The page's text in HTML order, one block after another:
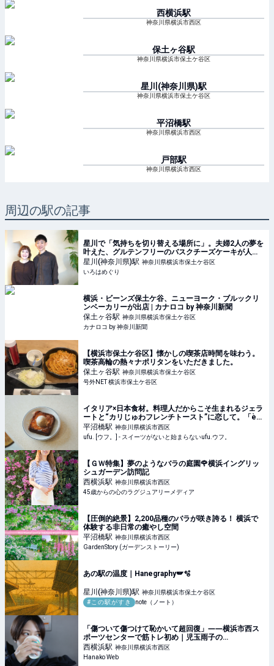
西横浜駅
神奈川県横浜市西区
保土ヶ谷駅
神奈川県横浜市保土ケ谷区
星川(神奈川県)駅
神奈川県横浜市保土ケ谷区
平沼橋駅
神奈川県横浜市西区
戸部駅
神奈川県横浜市西区
周辺の駅の記事
星川で「気持ちを切り替える場所に」。夫婦2人の夢を
叶えた、グルテンフリーのバスクチーズケーキが人気
の「メリハリベイク」 - いろはめぐり
星川(神奈川県)駅 神奈川県横浜市保土ケ谷区
いろはめぐり
横浜・ビーンズ保土ケ谷、ニューヨーク・ブルックリ
ンベーカリーが出店 | カナロコ by 神奈川新聞
保土ヶ谷駅 神奈川県横浜市保土ケ谷区
カナロコ by 神奈川新聞
【横浜市保土ケ谷区】懐かしの喫茶店時間を味わう。
喫茶高輪の熱々ナポリタンをいただきました。
保土ヶ谷駅 神奈川県横浜市保土ケ谷区
号外NET 横浜市保土ケ谷区
イタリア×日本食材。料理人だからこそ生まれるジェラ
ートと“カリじゅわフレンチトースト”に恋して。「è
più（エピュウ）」（横浜） - ufu. [ウフ。]
平沼橋駅 神奈川県横浜市西区
ufu. [ウフ。] - スイーツがないと始まらないufu.ウフ。
【ＧＷ特集】夢のようなバラの庭園🌹横浜イングリッ
シュガーデン訪問記
西横浜駅 神奈川県横浜市西区
45歳からの心のラグジュアリーメディア
【圧倒的絶景】2,200品種のバラが咲き誇る！ 横浜で
体験する非日常の癒やし空間
平沼橋駅 神奈川県横浜市西区
GardenStory (ガーデンストーリー)
あの駅の温度｜Hanegraphy🪽🫧
星川(神奈川県)駅 神奈川県横浜市保土ケ谷区
#この駅がすき
note（ノート）
「傷ついて傷つけて恥かいて超回復」――横浜市西ス
ポーツセンターで筋トレ初め｜児玉雨子の
KANAGAWA探訪＃18
西横浜駅 神奈川県横浜市西区
Hanako Web